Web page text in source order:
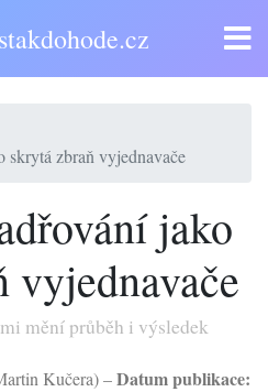
zbraň vyjednavače
jako
vyjednavače
mění průběh i výsledek
Kučera) –Datum publikace: